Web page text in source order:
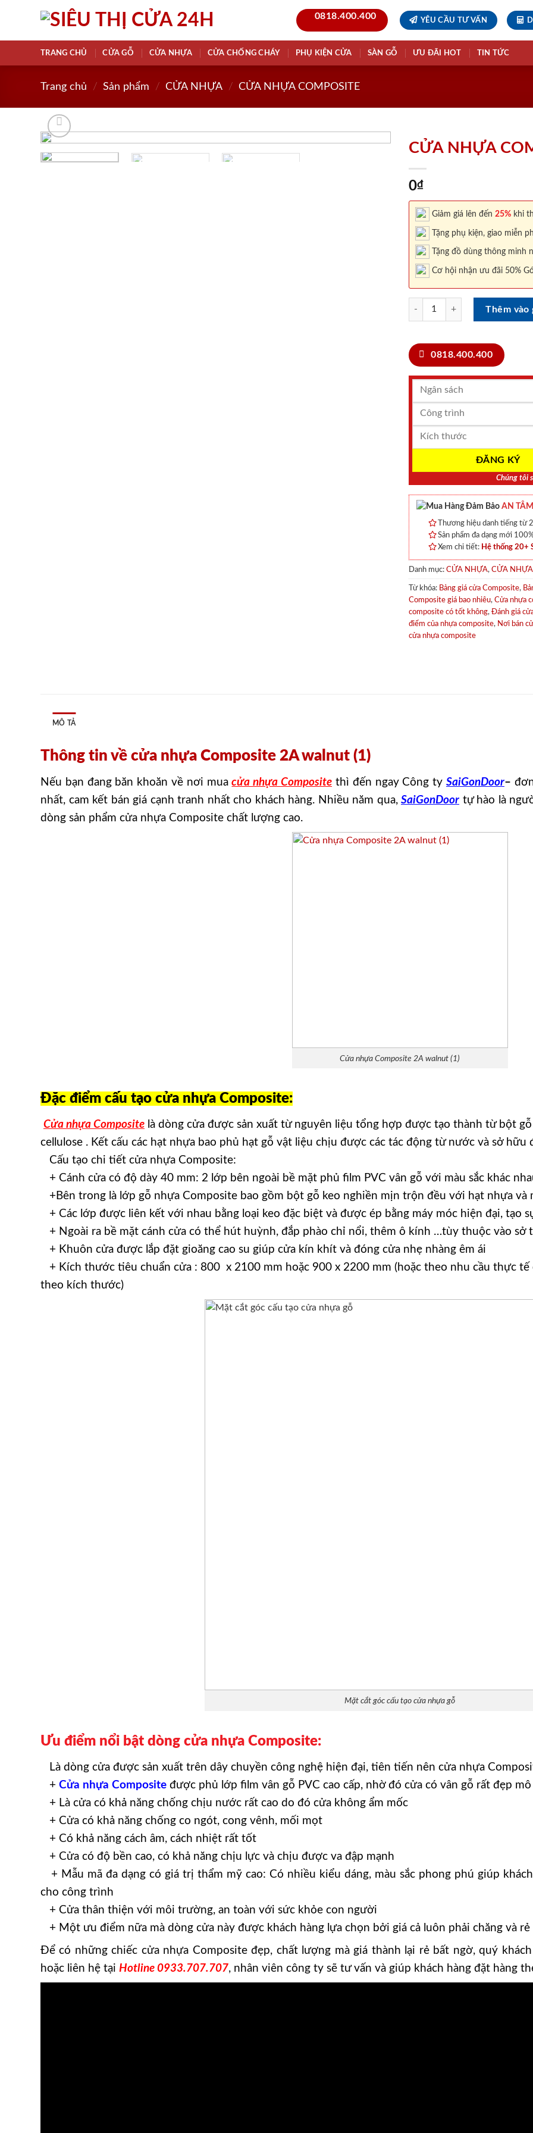
0818.400.400 YÊU CẦU TƯ VẤN
TRANG CHỦ CỬA GỖ CỬA NHỰA CỬA CHỐNG CHÁY PHỤ KIỆN CỬA SÀN GỖ ƯU ĐÃI HOT TIN TỨC
Trang chủ / Sản phẩm / CỬA NHỰA / CỬA NHỰA COMPOSITE
CỬA NHỰA
0₫
Giảm giá lên đến 25% khi
Tặng phụ kiện, giao miễn
Tặng đồ dùng thông minh
Cơ hội nhận ưu đãi 50%
CỬA NHỰA COMPOSITE 2A
Thêm vào
0818.400.400
Chúng tôi
AN
Thương hiệu danh tiếng từ
Sản phẩm đa dạng mới
Xem chi tiết: Hệ thống 20+
Danh mục: CỬA NHỰA, CỬA NHỰA
Từ khóa: Bảng giá cửa Composite,
Composite giá bao nhiêu, Cửa nhựa
composite có tốt không, Đánh giá
điểm của nhựa composite, Nơi bán
cửa nhựa composite
MÔ TẢ
Thông tin về cửa nhựa Composite 2A walnut (1)
Nếu bạn đang băn khoăn về nơi muacửa nhựa Composite thì đến ngay Công ty SaiGonDoor–
nhất, cam kết bán giá cạnh tranh nhất cho khách hàng. Nhiều năm qua, SaiGonDoor tự hào là
dòng sản phẩm cửa nhựa Composite chất lượng cao.
Cửa nhựa Composite 2A walnut (1)
Đặc điểm cấu tạo cửa nhựa Composite:
Cửa nhựa Composite là dòng cửa được sản xuất từ nguyên liệu tổng hợp được tạo thành từ bột
cellulose . Kết cấu các hạt nhựa bao phủ hạt gỗ vật liệu chịu được các tác động từ nước và sở hữu
Cấu tạo chi tiết cửa nhựa Composite:
+ Cánh cửa có độ dày 40 mm: 2 lớp bên ngoài bề mặt phủ film PVC vân gỗ với màu sắc khác
+Bên trong là lớp gỗ nhựa Composite bao gồm bột gỗ keo nghiền mịn trộn đều với hạt nhựa và
+ Các lớp được liên kết với nhau bằng loại keo đặc biệt và được ép bằng máy móc hiện đại, tạo
+ Ngoài ra bề mặt cánh cửa có thể hút huỳnh, đắp phào chỉ nổi, thêm ô kính …tùy thuộc vào sở
+ Khuôn cửa được lắp đặt gioăng cao su giúp cửa kín khít và đóng cửa nhẹ nhàng êm ái
+ Kích thước tiêu chuẩn cửa : 800 x 2100 mm hoặc 900 x 2200 mm (hoặc theo nhu cầu thực tế
theo kích thước)
Mặt cắt góc cấu tạo cửa nhựa gỗ
Ưu điểm nổi bật dòng cửa nhựa Composite:
Là dòng cửa được sản xuất trên dây chuyền công nghệ hiện đại, tiên tiến nên cửa nhựa
+ Cửa nhựa Composite được phủ lớp film vân gỗ PVC cao cấp, nhờ đó cửa có vân gỗ rất đẹp
+ Là cửa có khả năng chống chịu nước rất cao do đó cửa không ẩm mốc
+ Cửa có khả năng chống co ngót, cong vênh, mối mọt
+ Có khả năng cách âm, cách nhiệt rất tốt
+ Cửa có độ bền cao, có khả năng chịu lực và chịu được va đập mạnh
+ Mẫu mã đa dạng có giá trị thẩm mỹ cao: Có nhiều kiểu dáng, màu sắc phong phú giúp
cho công trình
+ Cửa thân thiện với môi trường, an toàn với sức khỏe con người
+ Một ưu điểm nữa mà dòng cửa này được khách hàng lựa chọn bởi giá cả luôn phải chăng và
Để có những chiếc cửa nhựa Composite đẹp, chất lượng mà giá thành lại rẻ bất ngờ, quý
hoặc liên hệ tại Hotline 0933.707.707, nhân viên công ty sẽ tư vấn và giúp khách hàng đặt hàng